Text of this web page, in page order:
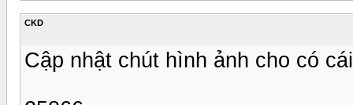
CKD
Cập nhật chút hình ảnh cho có